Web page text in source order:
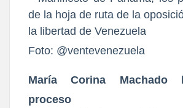
Foto: @ventevenezuela
María Corina Machado
proceso